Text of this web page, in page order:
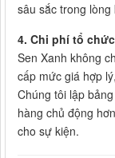
sâu sắc trong
4. Chi phí tổ
Sen Xanh không
cấp mức giá hợp
Chúng tôi lập
hàng chủ động
cho sự kiện.